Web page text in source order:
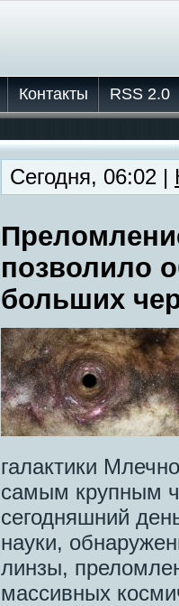
Контакты RSS 2.0
Сегодня, 06:02 |
позволило
больших
галактики
самым крупным
сегодняшний
науки,
линзы,
массивных